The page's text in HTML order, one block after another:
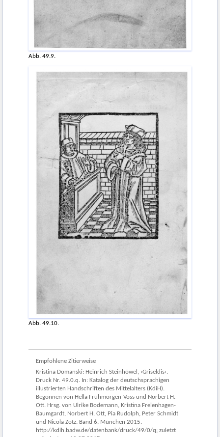
Abb. 49.9.
Abb. 49.10.
Empfohlene Zitierweise
Kristina Domanski: Heinrich Steinhöwel, ›Griseldis‹.
Druck Nr. 49.0.q. In: Katalog der deutschsprachigen
illustrierten Handschriften des Mittelalters (KdiH).
Begonnen von Hella Frühmorgen-Voss und Norbert H.
Ott. Hrsg. von Ulrike Bodemann, Kristina Freienhagen-
Baumgardt, Norbert H. Ott, Pia Rudolph, Peter Schmidt
und Nicola Zotz. Band 6. München 2015.
http://kdih.badw.de/datenbank/druck/49/0/q; zuletzt